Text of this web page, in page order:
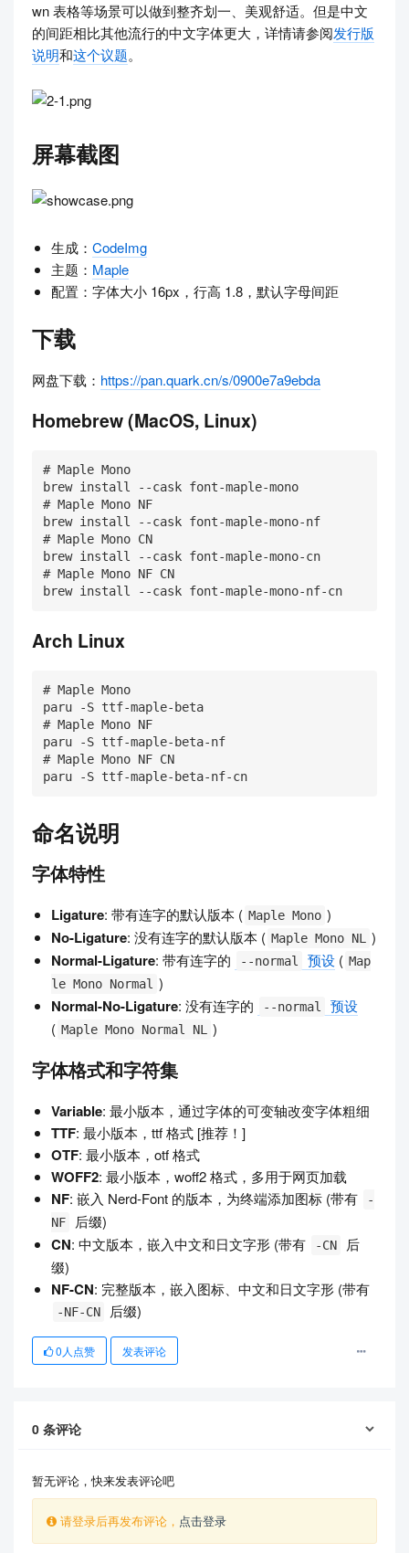
wn 表格等场景可以做到整齐划一、美观舒适。但是中文
的间距相比其他流行的中文字体更大，详情请参阅发行版
说明和这个议题。
屏幕截图
生成： CodeImg
主题： Maple
配置：字体大小 16px，行高 1.8，默认字母间距
下载
网盘下载： https://pan.quark.cn/s/0900e7a9ebda
Homebrew (MacOS, Linux)
# Maple Mono
brew install --cask font-maple-mono
# Maple Mono NF
brew install --cask font-maple-mono-nf
# Maple Mono CN
brew install --cask font-maple-mono-cn
# Maple Mono NF CN
brew install --cask font-maple-mono-nf-cn
Arch Linux
# Maple Mono
paru -S ttf-maple-beta
# Maple Mono NF
paru -S ttf-maple-beta-nf
# Maple Mono NF CN
paru -S ttf-maple-beta-nf-cn
命名说明
字体特性
Ligature: 带有连字的默认版本 ( Maple Mono )
No-Ligature: 没有连字的默认版本 ( Maple Mono NL )
Normal-Ligature: 带有连字的 --normal 预设 ( Map
le Mono Normal )
Normal-No-Ligature: 没有连字的 --normal
预设
( Maple Mono Normal NL )
字体格式和字符集
Variable: 最小版本，通过字体的可变轴改变字体粗细
TTF: 最小版本，ttf 格式 [推荐！]
OTF: 最小版本，otf 格式
WOFF2: 最小版本，woff2 格式，多用于网页加载
NF: 嵌入 Nerd-Font 的版本，为终端添加图标 (带有
-
NF
后缀)
CN: 中文版本，嵌入中文和日文字形 (带有 -CN
后
缀)
NF-CN: 完整版本，嵌入图标、中文和日文字形 (带有
-NF-CN 后缀)
0 人点赞 发表评论
0 条评论
暂无评论，快来发表评论吧
请登录后再发布评论， 点击登录